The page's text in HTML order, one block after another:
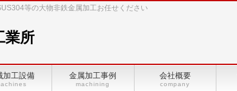
等の大物非鉄金属加工お任せください
業所
加工設備 金属加工事例
machining
会社概要
company